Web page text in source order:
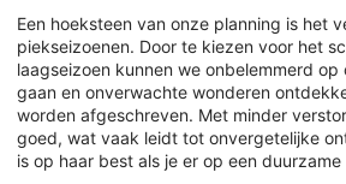
Een hoeksteen van onze planning is het
piekseizoenen. Door te kiezen voor het
laagseizoen kunnen we onbelemmerd
gaan en onverwachte wonderen
worden afgeschreven. Met minder
goed, wat vaak leidt tot onvergetelijke
is op haar best als je er op een